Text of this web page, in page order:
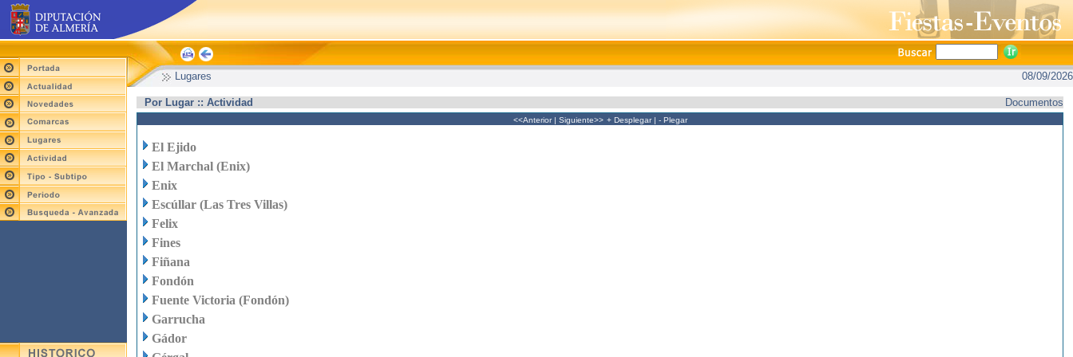
Lugares 08/09/2026
Por Lugar :: Actividad Documentos
<<Anterior| Siguiente>> + Desplegar| - Plegar
El Ejido
El Marchal (Enix)
Enix
Escúllar (Las Tres Villas)
Felix
Fines
Fiñana
Fondón
Fuente Victoria (Fondón)
Garrucha
Gádor